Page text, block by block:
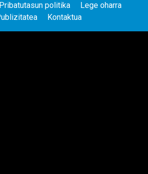
Pribatutasun politika
Lege oharra
Kontaktua